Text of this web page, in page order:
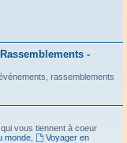
-
rassemblements
vous tiennent à coeur
monde,
Voyager en